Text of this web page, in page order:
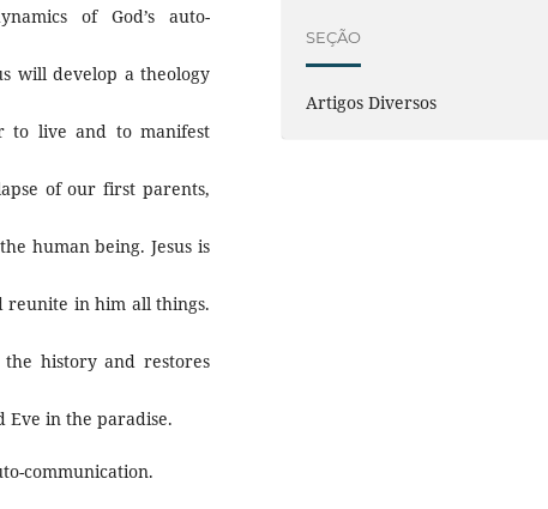
of God’s auto-
will develop a theology
to live and to manifest
of our first parents,
human being. Jesus is
reunite in him all things.
history and restores
in the paradise.
communication.
SEÇÃO
Artigos Diversos